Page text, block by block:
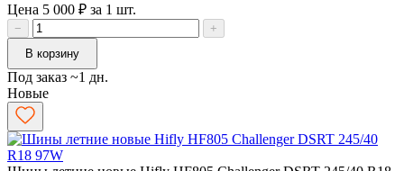
Цена 5 000 ₽ за 1 шт.
−
+
В корзину
Под заказ ~1 дн.
Новые